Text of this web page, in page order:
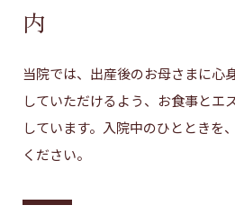
内
当院では、出産後のお母さまに心
していただけるよう、お食事とエ
しています。入院中のひとときを
ください。